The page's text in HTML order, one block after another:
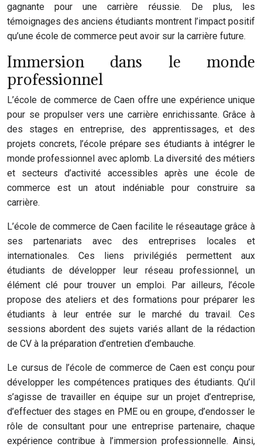
gagnante pour une carrière réussie. De plus, les
témoignages des anciens étudiants montrent l’impact positif
qu’une école de commerce peut avoir sur la carrière future.
Immersion dans le monde
professionnel
L’école de commerce de Caen offre une expérience unique
pour se propulser vers une carrière enrichissante. Grâce à
des stages en entreprise, des apprentissages, et des
projets concrets, l’école prépare ses étudiants à intégrer le
monde professionnel avec aplomb. La diversité des métiers
et secteurs d’activité accessibles après une école de
commerce est un atout indéniable pour construire sa
carrière.
L’école de commerce de Caen facilite le réseautage grâce à
ses partenariats avec des entreprises locales et
internationales. Ces liens privilégiés permettent aux
étudiants de développer leur réseau professionnel, un
élément clé pour trouver un emploi. Par ailleurs, l’école
propose des ateliers et des formations pour préparer les
étudiants à leur entrée sur le marché du travail. Ces
sessions abordent des sujets variés allant de la rédaction
de CV à la préparation d’entretien d’embauche.
Le cursus de l’école de commerce de Caen est conçu pour
développer les compétences pratiques des étudiants. Qu’il
s’agisse de travailler en équipe sur un projet d’entreprise,
d’effectuer des stages en PME ou en groupe, d’endosser le
rôle de consultant pour une entreprise partenaire, chaque
expérience contribue à l’immersion professionnelle. Ainsi,